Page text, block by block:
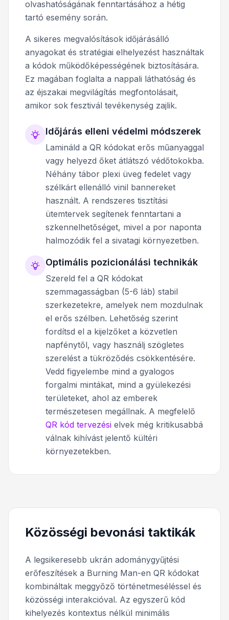
olvashatóságának fenntartásához a hétig
tartó esemény során.
A sikeres megvalósítások időjárásálló
anyagokat és stratégiai elhelyezést használtak
a kódok működőképességének biztosítására.
Ez magában foglalta a nappali láthatóság és
az éjszakai megvilágítás megfontolásait,
amikor sok fesztivál tevékenység zajlik.
Időjárás elleni védelmi módszerek
Lamináld a QR kódokat erős műanyaggal
vagy helyezd őket átlátszó védőtokokba.
Néhány tábor plexi üveg fedelet vagy
szélkárt ellenálló vinil bannereket
használt. A rendszeres tisztítási
ütemtervek segítenek fenntartani a
szkennelhetőséget, mivel a por naponta
halmozódik fel a sivatagi környezetben.
Optimális pozicionálási technikák
Szereld fel a QR kódokat
szemmagasságban (5-6 láb) stabil
szerkezetekre, amelyek nem mozdulnak
el erős szélben. Lehetőség szerint
fordítsd el a kijelzőket a közvetlen
napfénytől, vagy használj szögletes
szerelést a tükröződés csökkentésére.
Vedd figyelembe mind a gyalogos
forgalmi mintákat, mind a gyülekezési
területeket, ahol az emberek
természetesen megállnak. A megfelelő
QR kód tervezési elvek még kritikusabbá
válnak kihívást jelentő kültéri
környezetekben.
Közösségi bevonási taktikák
A legsikeresebb ukrán adománygyűjtési
erőfeszítések a Burning Man-en QR kódokat
kombináltak meggyőző történetmeséléssel és
közösségi interakcióval. Az egyszerű kód
kihelyezés kontextus nélkül minimális